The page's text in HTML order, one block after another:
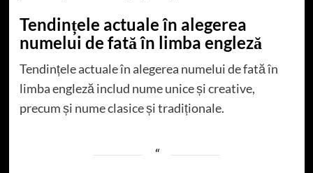
Tendințele actuale în alegerea
numelui de fată în limba engleză
Tendințele actuale în alegerea numelui de fată în
limba engleză includ nume unice și creative,
precum și nume clasice și tradiționale.